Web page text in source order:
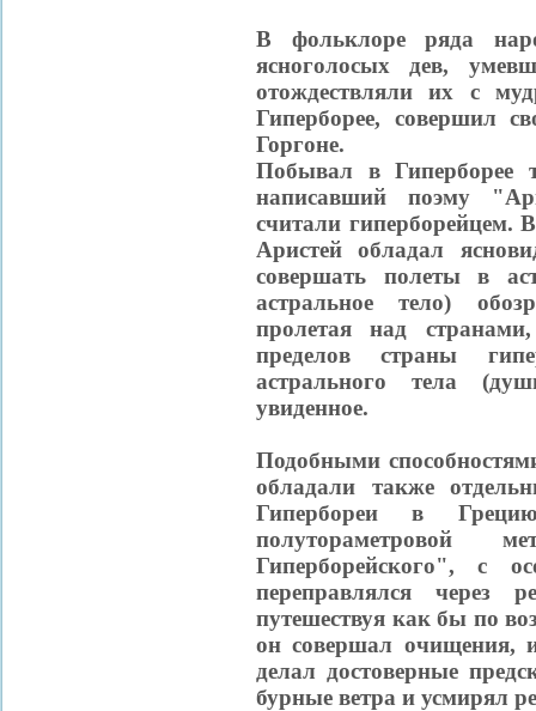
В фольклоре ряда
ясноголосых дев,
отождествляли их с
Гиперборее, совершил
Горгоне.
Побывал в Гиперборее
написавший поэму
считали гиперборейцем.
Аристей обладал
совершать полеты в
астральное тело)
пролетая над
пределов страны
астрального тела
увиденное.
Подобными
обладали также
Гипербореи в
полутораметровой
Гиперборейского", с
переправлялся через
путешествуя как бы по
он совершал очищения,
делал достоверные
бурные ветра и усмирял